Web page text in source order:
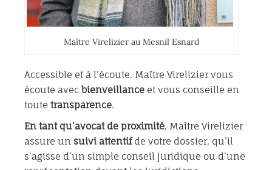
Maître Virelizier au Mesnil Esnard
Accessible et à l’écoute, Maître Virelizier vous
écoute avec bienveillance et vous conseille en
toute transparence.
En tant qu’avocat de proximité, Maître Virelizier
assure un suivi attentifde votre dossier, qu’il
s’agisse d’un simple conseil juridique ou d’une